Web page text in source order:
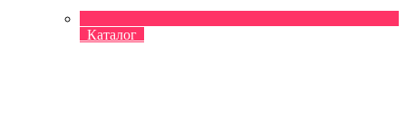
Каталог